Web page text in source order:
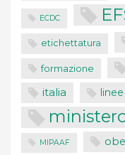
ECDC
etichettatura
formazione
italia
MIPAAF